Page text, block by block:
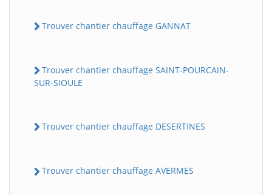
Trouver chantier chauffage GANNAT
Trouver chantier chauffage SAINT-POURCAIN-
SUR-SIOULE
Trouver chantier chauffage DESERTINES
Trouver chantier chauffage AVERMES